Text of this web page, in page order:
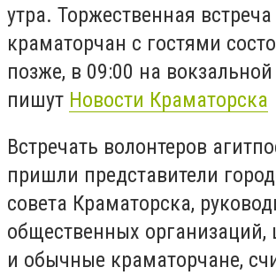
утра. Торжественная встреча
краматорчан с гостями
позже, в 09:00 на
пишут Новости Краматорска
Встречать волонтеров
пришли представители
совета Краматорска,
общественных
и обычные краматорчане,